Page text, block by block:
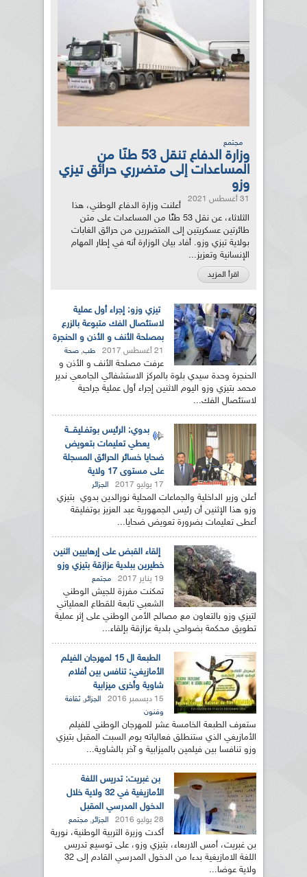
مجتمع
وزارة الدفاع تنقل 53 طنًا من
المساعدات إلى متضرري حرائق تيزي
وزو
31 أغسطس 2021
أعلنت وزارة الدفاع الوطني، هذا
الثلاثاء، عن نقل 53 طنًا من المساعدات على متن
طائرتين عسكريتين إلى المتضررين من حرائق الغابات
بولاية تيزي وزو. أفاد بيان الوزارة أنه في إطار المهام
الإنسانية وتعزيز...
اقرأ المزيد
تيزي وزو: إجراء أول عملية
لاستئصال الفك متبوعة بالزرع
بمصلحة الأنف و الأذن و الحنجرة
21 أغسطس 2017 طب, صحة
عرفت مصلحة الأنف و الأذن و
الحنجرة وحدة سيدي بلوة بالمركز الاستشفائي الجامعي ندير
محمد بتيزي وزو اليوم الاثنين إجراء أول عملية جراحية
لاستئصال الفك...
بدوي: الرئيس بوتفـليقـــة
يعطي تعليمات بتعويض
ضحايا خسائر الحرائق المسجلة
على مستوى 17 ولاية
17 يوليو 2017 الجزائر
أعلن وزير الداخلية والجماعات المحلية نورالدين بدوي بتيزي
وزو هذا الإثنين أن رئيس الجمهورية عبد العزيز بوتفليقة
أعطى تعليمات بضرورة تعويض ضحايا...
إلقاء القبض على إرهابيين اثنين
خطيرين ببلدية عزازقة بتيزي وزو
19 يناير 2017 مجتمع
تمكنت مفرزة للجيش الوطني
الشعبي تابعة للقطاع العملياتي
لتيزي وزو بالتعاون مع مصالح الأمن الوطني على إثر عملية
تطويق محكمة بضواحي بلدية عزازقة بإلقاء...
الطبعة ال 15 لمهرجان الفيلم
الأمازيغي: تنافس بين أفلام
شاوية وأخرى ميزابية
15 ديسمبر 2016 الجزائر,ثقافة
وفنون
ستعرف الطبعة الخامسة عشر للمهرجان الوطني للفيلم
الأمازيغي الذي ستنطلق فعالياته يوم السبت المقبل بتيزي
وزو تنافسا بين فيلمين بالميزابية و آخر بالشاوية...
بن غبريت: تدريس اللغة
الأمازيغية في 32 ولاية خلال
الدخول المدرسي المقبل
28 يوليو 2016 الجزائر, مجتمع
أكدت وزيرة التربية الوطنية، نورية
بن غبريت، أمس الاربعاء، بتيزي وزو، على توسيع تدريس
اللغة الامازيغية بدءا من الدخول المدرسي القادم إلى 32
ولاية عوضا...